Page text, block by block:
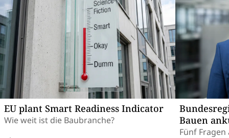
EU plant Smart Readiness Indicator
Wie weit ist die Baubranche?
Bauen
Fünf